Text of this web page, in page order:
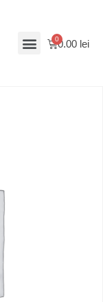
0.00 lei